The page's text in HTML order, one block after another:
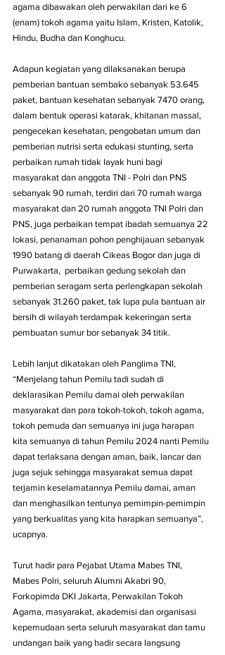
agama dibawakan oleh perwakilan dari ke 6
(enam) tokoh agama yaitu Islam, Kristen, Katolik,
Hindu, Budha dan Konghucu.
Adapun kegiatan yang dilaksanakan berupa
pemberian bantuan sembako sebanyak 53.645
paket, bantuan kesehatan sebanyak 7470 orang,
dalam bentuk operasi katarak, khitanan massal,
pengecekan kesehatan, pengobatan umum dan
pemberian nutrisi serta edukasi stunting, serta
perbaikan rumah tidak layak huni bagi
masyarakat dan anggota TNI - Polri dan PNS
sebanyak 90 rumah, terdiri dari 70 rumah warga
masyarakat dan 20 rumah anggota TNI Polri dan
PNS, juga perbaikan tempat ibadah semuanya 22
lokasi, penanaman pohon penghijauan sebanyak
1990 batang di daerah Cikeas Bogor dan juga di
Purwakarta,  perbaikan gedung sekolah dan
pemberian seragam serta perlengkapan sekolah
sebanyak 31.260 paket, tak lupa pula bantuan air
bersih di wilayah terdampak kekeringan serta
pembuatan sumur bor sebanyak 34 titik.
Lebih lanjut dikatakan oleh Panglima TNI,
“Menjelang tahun Pemilu tadi sudah di
deklarasikan Pemilu damai oleh perwakilan
masyarakat dan para tokoh-tokoh, tokoh agama,
tokoh pemuda dan semuanya ini juga harapan
kita semuanya di tahun Pemilu 2024 nanti Pemilu
dapat terlaksana dengan aman, baik, lancar dan
juga sejuk sehingga masyarakat semua dapat
terjamin keselamatannya Pemilu damai, aman
dan menghasilkan tentunya pemimpin-pemimpin
yang berkualitas yang kita harapkan semuanya”,
ucapnya.
Turut hadir para Pejabat Utama Mabes TNI,
Mabes Polri, seluruh Alumni Akabri 90,
Forkopimda DKI Jakarta, Perwakilan Tokoh
Agama, masyarakat, akademisi dan organisasi
kepemudaan serta seluruh masyarakat dan tamu
undangan baik yang hadir secara langsung